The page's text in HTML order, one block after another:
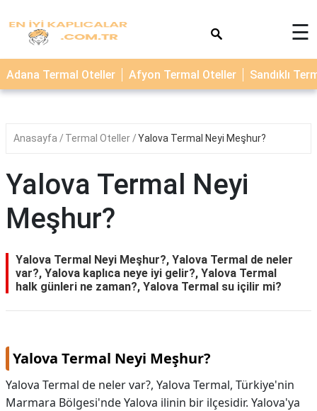
TERMAL
OTELLER
☰
Adana Termal Oteller Afyon Termal Oteller Sandıklı
Anasayfa Termal Oteller Yalova Termal Neyi Meşhur?
Yalova Termal Neyi
Meşhur?
Yalova Termal Neyi Meşhur?, Yalova Termal de neler
var?, Yalova kaplıca neye iyi gelir?, Yalova Termal
halk günleri ne zaman?, Yalova Termal su içilir mi?
Yalova Termal Neyi Meşhur?
Yalova Termal de neler var?, Yalova Termal, Türkiye'nin
Marmara Bölgesi'nde Yalova ilinin bir ilçesidir. Yalova'ya